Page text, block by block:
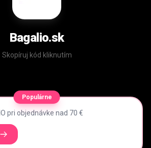
Bagalio.sk
Skopíruj kód kliknutím
Populárne
pri objednávke nad 70 €